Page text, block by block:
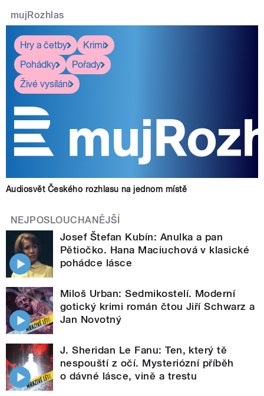
mujRozhlas
Hry a četby
Krimi
Pohádky
Pořady
Živé vysílání
Audiosvět Českého rozhlasu na jednom místě
NEJPOSLOUCHANĚJŠÍ
Josef Štefan Kubín: Anulka a pan
Pětiočko. Hana Maciuchová v klasické
pohádce lásce
Miloš Urban: Sedmikostelí. Moderní
gotický krimi román čtou Jiří Schwarz a
Jan Novotný
J. Sheridan Le Fanu: Ten, který tě
nespouští z očí. Mysteriózní příběh
o dávné lásce, vině a trestu